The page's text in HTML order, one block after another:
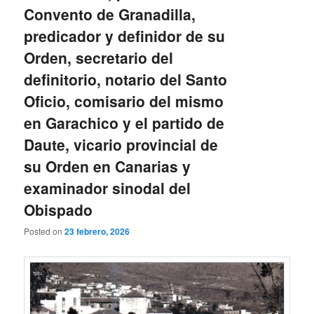
Convento de Granadilla,
predicador y definidor de su
Orden, secretario del
definitorio, notario del Santo
Oficio, comisario del mismo
en Garachico y el partido de
Daute, vicario provincial de
su Orden en Canarias y
examinador sinodal del
Obispado
Posted on23 febrero, 2026